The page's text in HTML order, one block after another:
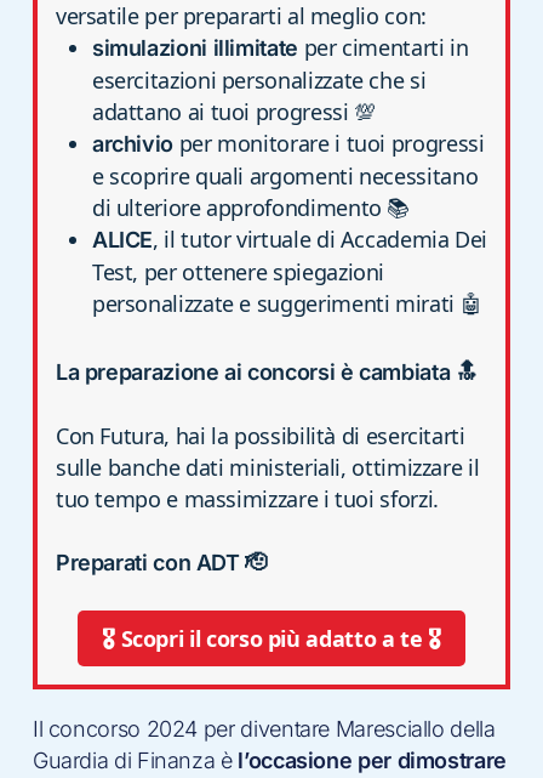
versatile per prepararti al meglio con:
simulazioni illimitate per cimentarti in
esercitazioni personalizzate che si
adattano ai tuoi progressi 💯
archivio per monitorare i tuoi progressi
e scoprire quali argomenti necessitano
di ulteriore approfondimento 📚
ALICE, il tutor virtuale di Accademia Dei
Test, per ottenere spiegazioni
personalizzate e suggerimenti mirati 🤖
La preparazione ai concorsi è cambiata 🔝
Con Futura, hai la possibilità di esercitarti
sulle banche dati ministeriali, ottimizzare il
tuo tempo e massimizzare i tuoi sforzi.
Preparati con ADT 🫡
🎖 Scopri il corso più adatto a te 🎖
Il concorso 2024 per diventare Maresciallo della
Guardia di Finanza è l’occasione per dimostrare